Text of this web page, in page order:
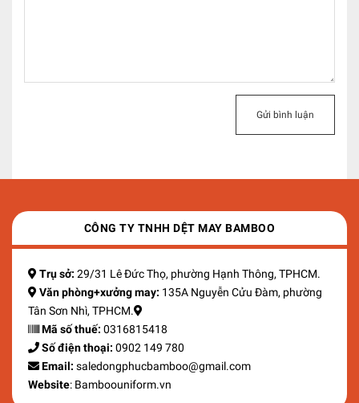
Gửi bình luận
CÔNG TY TNHH DỆT MAY BAMBOO
Trụ sở: 29/31 Lê Đức Thọ, phường Hạnh Thông, TPHCM.
Văn phòng+xưởng may: 135A Nguyễn Cửu Đàm, phường
Tân Sơn Nhì, TPHCM.
Mã số thuế: 0316815418
Số điện thoại: 0902 149 780
Email: saledongphucbamboo@gmail.com
Website: Bamboouniform.vn